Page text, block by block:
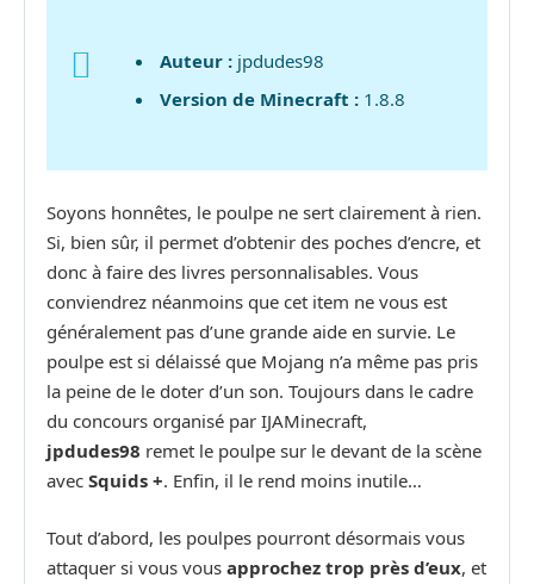
Auteur : jpdudes98
Version de Minecraft : 1.8.8
Soyons honnêtes, le poulpe ne sert clairement à rien.
Si, bien sûr, il permet d’obtenir des poches d’encre, et
donc à faire des livres personnalisables. Vous
conviendrez néanmoins que cet item ne vous est
généralement pas d’une grande aide en survie. Le
poulpe est si délaissé que Mojang n’a même pas pris
la peine de le doter d’un son. Toujours dans le cadre
du concours organisé par IJAMinecraft,
jpdudes98 remet le poulpe sur le devant de la scène
avec Squids +. Enfin, il le rend moins inutile…
Tout d’abord, les poulpes pourront désormais vous
attaquer si vous vous approchez trop près d’eux, et